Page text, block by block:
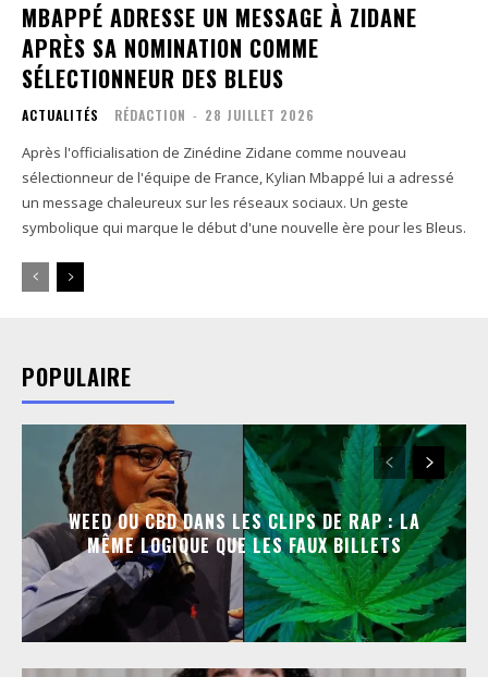
MBAPPÉ ADRESSE UN MESSAGE À ZIDANE
APRÈS SA NOMINATION COMME
SÉLECTIONNEUR DES BLEUS
ACTUALITÉS RÉDACTION - 28 JUILLET 2026
Après l'officialisation de Zinédine Zidane comme nouveau
sélectionneur de l'équipe de France, Kylian Mbappé lui a adressé
un message chaleureux sur les réseaux sociaux. Un geste
symbolique qui marque le début d'une nouvelle ère pour les Bleus.
POPULAIRE
WEED OU CBD DANS LES CLIPS DE RAP : LA
MÊME LOGIQUE QUE LES FAUX BILLETS